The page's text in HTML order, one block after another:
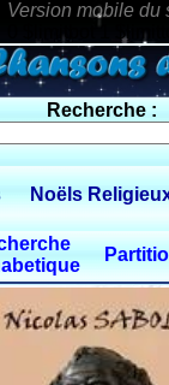
0 $limitbot 1
Recherche :
Noëls